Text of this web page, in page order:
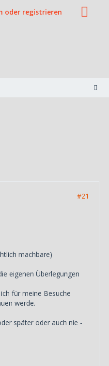
oder registrieren
#21
machbare)
eigenen Überlegungen
für meine Besuche
werde.
später oder auch nie -